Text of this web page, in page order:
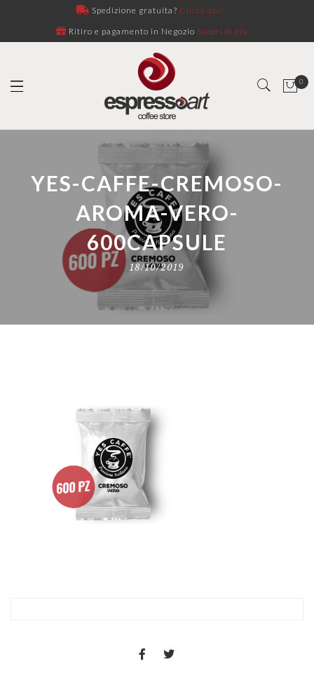
Spedizione gratuita? Clicca qui!
Ritiro e pagamento in Negozio Scopri di più
0
YES-CAFFE-CREMOSO-
AROMA-VERO-
600CAPSULE
18/10/2019